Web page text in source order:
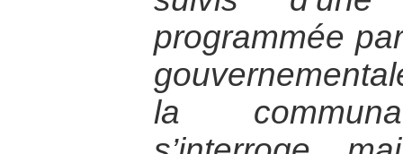
programmée
la